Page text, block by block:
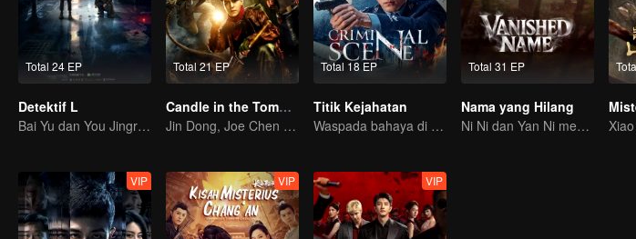
Total 24 EP
Detektif L
Bai Yu dan You Jingru jadi detektif super
Total 21 EP
Candle in the Tomb: the Ancient City of Jingjue
Jin Dong, Joe Chen unlock an adventure in the tomb
Total 18 EP
Titik Kejahatan
Waspada bahaya di sekitarmu
Total 31 EP
Nama yang Hilang
Ni Ni dan Yan Ni menguak misteri penuh ketegangan
VIP VIP VIP